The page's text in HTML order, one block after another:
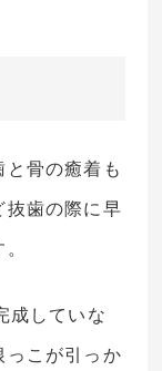
骨の癒着も
歯の際に早
成していな
こが引っか